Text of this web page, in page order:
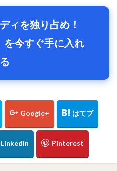
ィを独り占め！
を今すぐ手に入れ
る